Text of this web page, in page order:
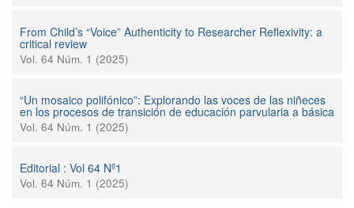
From Child’s “Voice” Authenticity to Researcher Reflexivity: a
critical review
Vol. 64 Núm. 1 (2025)
“Un mosaico polifónico”: Explorando las voces de las niñeces
en los procesos de transición de educación parvularia a básica
Vol. 64 Núm. 1 (2025)
Editorial : Vol 64 Nº1
Vol. 64 Núm. 1 (2025)